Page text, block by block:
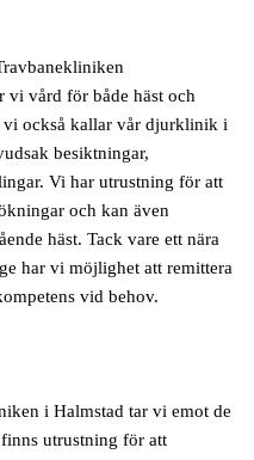
vi vård för både häst och
vi också kallar vår djurklinik i
besiktningar,
Vi har utrustning för att
och kan även
häst. Tack vare ett nära
har vi möjlighet att remittera
vid behov.
i Halmstad tar vi emot de
utrustning för att